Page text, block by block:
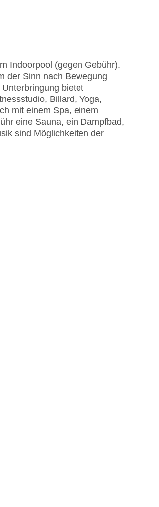
Indoorpool (gegen Gebühr).
der Sinn nach Bewegung
bietet
Billard, Yoga,
mit einem Spa, einem
eine Sauna, ein Dampfbad,
sind Möglichkeiten der